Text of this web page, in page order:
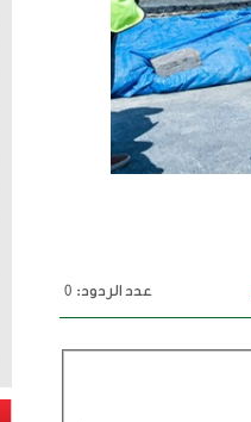
عدد الردود: 0